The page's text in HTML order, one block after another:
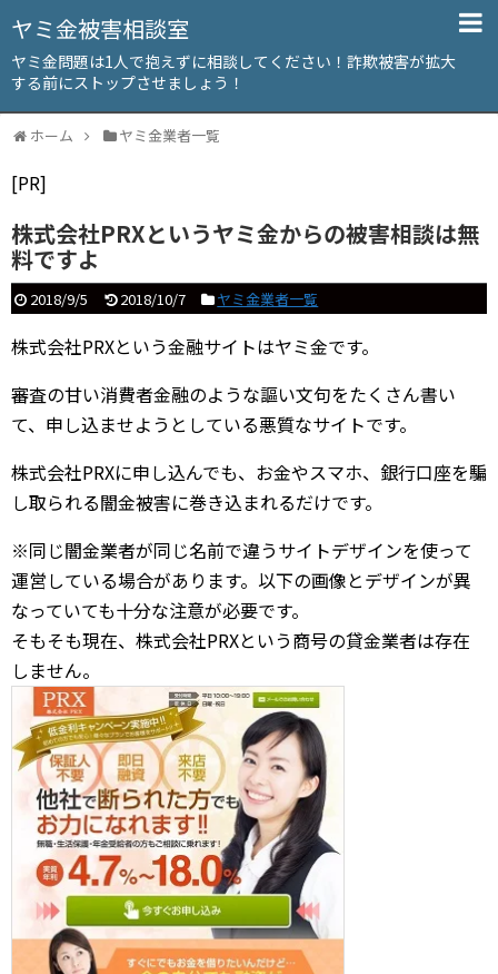
ヤミ金被害相談室
ヤミ金問題は1人で抱えずに相談してください！詐欺被害が拡大
する前にストップさせましょう！
ホーム ヤミ金業者一覧
[PR]
株式会社PRXというヤミ金からの被害相談は無
料ですよ
2018/9/5 2018/10/7 ヤミ金業者一覧
株式会社PRXという金融サイトはヤミ金です。
審査の甘い消費者金融のような謳い文句をたくさん書い
て、申し込ませようとしている悪質なサイトです。
株式会社PRXに申し込んでも、お金やスマホ、銀行口座を騙
し取られる闇金被害に巻き込まれるだけです。
※同じ闇金業者が同じ名前で違うサイトデザインを使って
運営している場合があります。以下の画像とデザインが異
なっていても十分な注意が必要です。
そもそも現在、株式会社PRXという商号の貸金業者は存在
しません。